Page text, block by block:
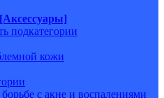
[Аксессуары]
подкатегории
кожи
с акне и воспалениями